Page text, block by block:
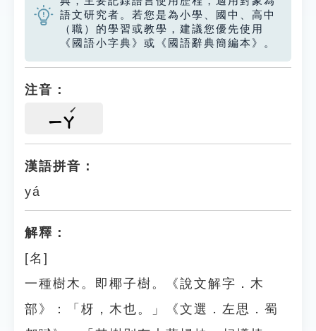
語文研究者。若您是為小學、國中、高中
（職）的學習或教學，建議您優先使用
《國語小字典》或《國語辭典簡編本》。
注音：
ㄧㄚ
漢語拼音：
yá
解釋：
[名]
一種樹木。即椰子樹。《說文解字．木
部》：「枒，木也。」《文選．左思．蜀